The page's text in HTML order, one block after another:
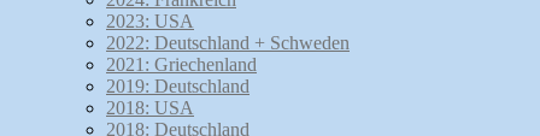
2023: USA
2022: Deutschland + Schweden
2021: Griechenland
2019: Deutschland
2018: USA
2018: Deutschland